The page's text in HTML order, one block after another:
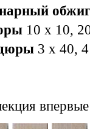
обжиг
10 x 10,
3 x 40,